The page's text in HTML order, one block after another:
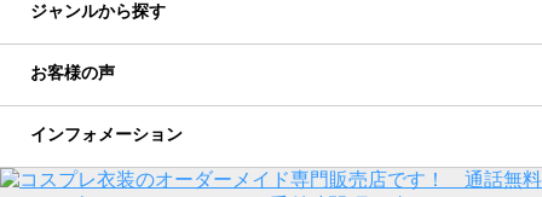
ジャンルから探す
お客様の声
インフォメーション